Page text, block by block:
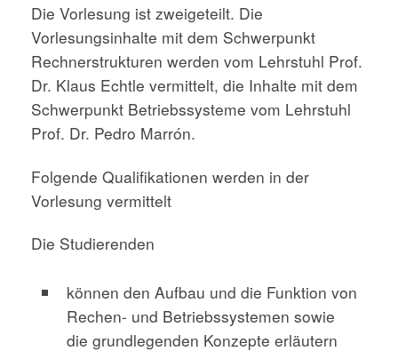
Die Vorlesung ist zweigeteilt. Die
Vorlesungsinhalte mit dem Schwerpunkt
Rechnerstrukturen werden vom Lehrstuhl Prof.
Dr. Klaus Echtle vermittelt, die Inhalte mit dem
Schwerpunkt Betriebssysteme vom Lehrstuhl
Prof. Dr. Pedro Marrón.
Folgende Qualifikationen werden in der
Vorlesung vermittelt
Die Studierenden
können den Aufbau und die Funktion von
Rechen- und Betriebssystemen sowie
die grundlegenden Konzepte erläutern